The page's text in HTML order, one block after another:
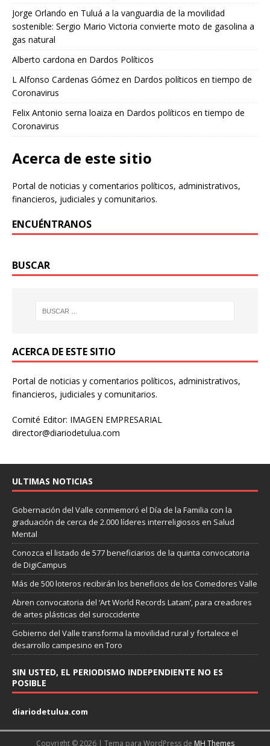
Jorge Orlando en Tuluá a la vanguardia de la movilidad
sostenible: Sergio Mario Victoria convierte moto de gasolina a
gas natural
Alberto cardona en Dardos Políticos
L Alfonso Cardenas Gómez en Dardos políticos en tiempo de
Coronavirus
Felix Antonio serna loaiza en Dardos políticos en tiempo de
Coronavirus
Acerca de este sitio
Portal de noticias y comentarios políticos, administrativos,
financieros, judiciales y comunitarios.
ENCUÉNTRANOS
BUSCAR
ACERCA DE ESTE SITIO
Portal de noticias y comentarios políticos, administrativos,
financieros, judiciales y comunitarios.
Comité Editor: IMAGEN EMPRESARIAL
director@diariodetulua.com
ULTIMAS NOTICIAS
Gobernación del Valle conmemoró el Día de la Familia con la
graduación de cerca de 2.000 líderes interreligiosos en Salud
Mental
Conozca el listado de 577 beneficiarios de la quinta convocatoria
de DigiCampus
Más de 500 loteros recibirán los beneficios de los Comedores Valle
Abren convocatoria del ‘Art World Records Latam’, para creadores
de artes plásticas del suroccidente
Gobierno del Valle transforma la movilidad rural y fortalece el
desarrollo campesino en Toro
SIN USTED, EL PERIODISMO INDEPENDIENTE NO ES
POSIBLE
diariodetulua.com
Copyright © 2026 | Tema para WordPress de MH Themes